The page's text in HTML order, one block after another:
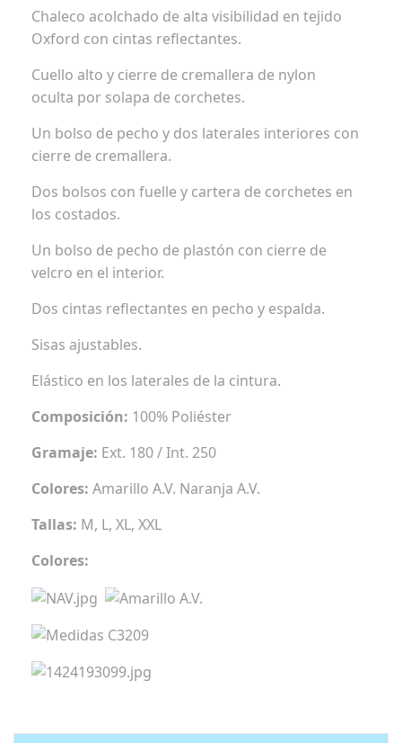
Chaleco acolchado de alta visibilidad en tejido
Oxford con cintas reflectantes.
Cuello alto y cierre de cremallera de nylon
oculta por solapa de corchetes.
Un bolso de pecho y dos laterales interiores con
cierre de cremallera.
Dos bolsos con fuelle y cartera de corchetes en
los costados.
Un bolso de pecho de plastón con cierre de
velcro en el interior.
Dos cintas reflectantes en pecho y espalda.
Sisas ajustables.
Elástico en los laterales de la cintura.
Composición: 100% Poliéster
Gramaje: Ext. 180 / Int. 250
Colores: Amarillo A.V. Naranja A.V.
Tallas: M, L, XL, XXL
Colores: